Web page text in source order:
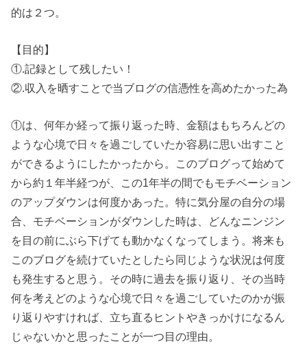
的は２つ。
【目的】
①.記録として残したい！
②.収入を晒すことで当ブログの信憑性を高めたかった為
①は、何年か経って振り返った時、金額はもちろんどの
ような心境で日々を過ごしていたか容易に思い出すこと
ができるようにしたかったから。このブログって始めて
から約１年半経つが、この1年半の間でもモチベーション
のアップダウンは何度かあった。特に気分屋の自分の場
合、モチベーションがダウンした時は、どんなニンジン
を目の前にぶら下げても動かなくなってしまう。将来も
このブログを続けていたとしたら同じような状況は何度
も発生すると思う。その時に過去を振り返り、その当時
何を考えどのような心境で日々を過ごしていたのかが振
り返りやすければ、立ち直るヒントやきっかけになるん
じゃないかと思ったことが一つ目の理由。